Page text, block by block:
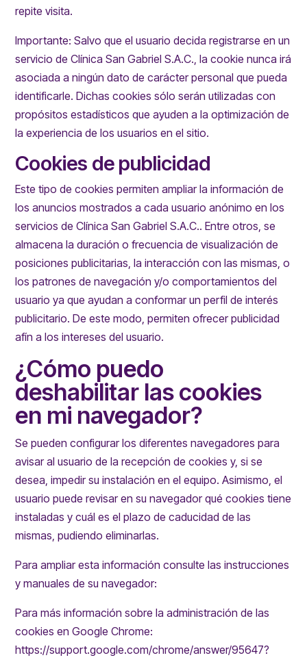
repite visita.
Importante: Salvo que el usuario decida registrarse en un
servicio de Clínica San Gabriel S.A.C., la cookie nunca irá
asociada a ningún dato de carácter personal que pueda
identificarle. Dichas cookies sólo serán utilizadas con
propósitos estadísticos que ayuden a la optimización de
la experiencia de los usuarios en el sitio.
Cookies de publicidad
Este tipo de cookies permiten ampliar la información de
los anuncios mostrados a cada usuario anónimo en los
servicios de Clínica San Gabriel S.A.C.. Entre otros, se
almacena la duración o frecuencia de visualización de
posiciones publicitarias, la interacción con las mismas, o
los patrones de navegación y/o comportamientos del
usuario ya que ayudan a conformar un perfil de interés
publicitario. De este modo, permiten ofrecer publicidad
afín a los intereses del usuario.
¿Cómo puedo
deshabilitar las cookies
en mi navegador?
Se pueden configurar los diferentes navegadores para
avisar al usuario de la recepción de cookies y, si se
desea, impedir su instalación en el equipo. Asimismo, el
usuario puede revisar en su navegador qué cookies tiene
instaladas y cuál es el plazo de caducidad de las
mismas, pudiendo eliminarlas.
Para ampliar esta información consulte las instrucciones
y manuales de su navegador:
Para más información sobre la administración de las
cookies en Google Chrome:
https://support.google.com/chrome/answer/95647?